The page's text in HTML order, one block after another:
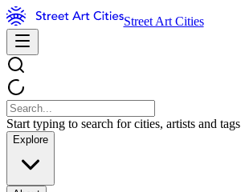
Street Art Cities
Start typing to search for cities, artists and tags
Explore